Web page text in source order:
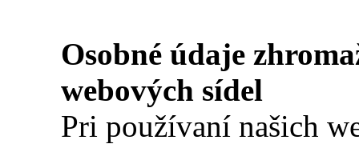
Osobné údaje
webových sídel
Pri používaní našich